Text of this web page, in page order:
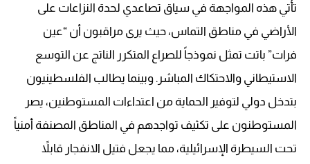
تأتي هذه المواجهة في سياق تصاعدي لحدة النزاعات على
الأراضي في مناطق التماس، حيث يرى مراقبون أن “عين
فرات” باتت تمثل نموذجاً للصراع المتكرر الناتج عن التوسع
الاستيطاني والاحتكاك المباشر. وبينما يطالب الفلسطينيون
بتدخل دولي لتوفير الحماية من اعتداءات المستوطنين، يصر
المستوطنون على تكثيف تواجدهم في المناطق المصنفة أمنياً
تحت السيطرة الإسرائيلية، مما يجعل فتيل الانفجار قابلاً